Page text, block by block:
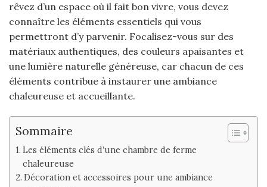
rêvez d’un espace où il fait bon vivre, vous devez
connaître les éléments essentiels qui vous
permettront d’y parvenir. Focalisez-vous sur des
matériaux authentiques, des couleurs apaisantes et
une lumière naturelle généreuse, car chacun de ces
éléments contribue à instaurer une ambiance
chaleureuse et accueillante.
Sommaire
Les éléments clés d’une chambre de ferme
chaleureuse
Décoration et accessoires pour une ambiance